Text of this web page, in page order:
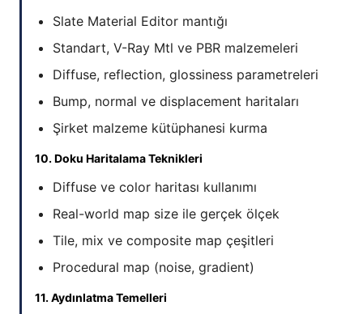
Slate Material Editor mantığı
Standart, V-Ray Mtl ve PBR malzemeleri
Diffuse, reflection, glossiness parametreleri
Bump, normal ve displacement haritaları
Şirket malzeme kütüphanesi kurma
10. Doku Haritalama Teknikleri
Diffuse ve color haritası kullanımı
Real-world map size ile gerçek ölçek
Tile, mix ve composite map çeşitleri
Procedural map (noise, gradient)
11. Aydınlatma Temelleri